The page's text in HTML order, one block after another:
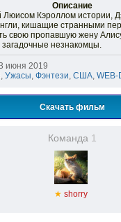
Описание
Люисом Кэроллом истории,
кишащие странными
свою пропавшую жену
загадочные незнакомцы.
июня 2019
, Ужасы, Фэнтези, США, WEB-
Скачать фильм
Команда 1
★ shorry